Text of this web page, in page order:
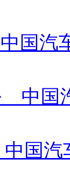
国汽
中国
国汽